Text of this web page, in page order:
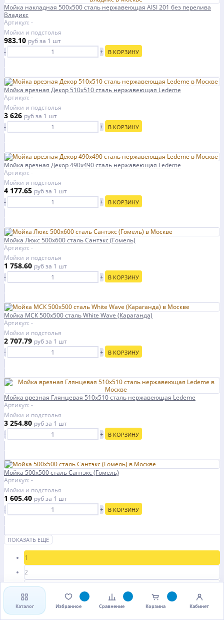
Мойка накладная 500х500 сталь нержавеющая AISI 201 без перелива
Владикс
Артикул: -
Мойки и подстолья
983.10 рубза 1 шт
-
+ В КОРЗИНУ
Мойка врезная Декор 510х510 сталь нержавеющая Ledeme
Артикул: -
Мойки и подстолья
3 626 рубза 1 шт
-
+ В КОРЗИНУ
Мойка врезная Декор 490х490 сталь нержавеющая Ledeme
Артикул: -
Мойки и подстолья
4 177.65 рубза 1 шт
-
+ В КОРЗИНУ
Мойка Люкс 500х600 сталь Сантэкс (Гомель)
Артикул: -
Мойки и подстолья
1 758.60 рубза 1 шт
-
+ В КОРЗИНУ
Мойка МСК 500х500 сталь White Wave (Караганда)
Артикул: -
Мойки и подстолья
2 707.79 рубза 1 шт
-
+ В КОРЗИНУ
Мойка врезная Глянцевая 510х510 сталь нержавеющая Ledeme
Артикул: -
Мойки и подстолья
3 254.80 рубза 1 шт
-
+ В КОРЗИНУ
Мойка 500х500 сталь Сантэкс (Гомель)
Артикул: -
Мойки и подстолья
1 605.40 рубза 1 шт
-
+ В КОРЗИНУ
ПОКАЗАТЬ ЕЩЁ
1
2
3
4
Ctrl →
Каталог Избранное Сравнение Корзина Кабинет